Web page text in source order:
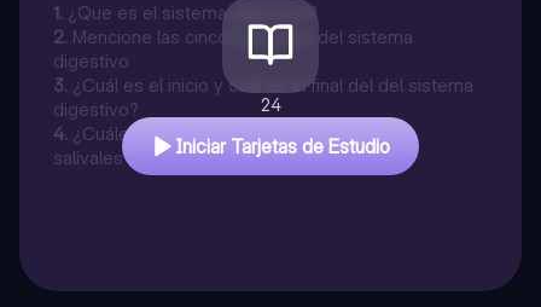
1. ¿Que es el sistema digestivo?
2. Mencione las cinco funciones del sistema
digestivo
3. ¿Cuál es el inicio y cuál es el final del del sistema
digestivo?
4. ¿Cuáles son las tres glándulas mayores o
salivales?
24
Iniciar Tarjetas de Estudio